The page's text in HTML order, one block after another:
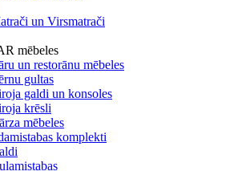
un Virsmatrači
mēbeles
un restorānu mēbeles
gultas
galdi un konsoles
krēsli
mēbeles
komplekti